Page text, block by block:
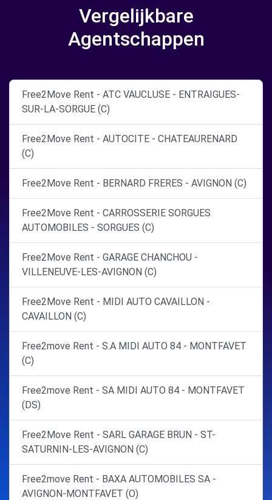
Vergelijkbare
Agentschappen
Free2Move Rent - ATC VAUCLUSE - ENTRAIGUES-
SUR-LA-SORGUE (C)
Free2Move Rent - AUTOCITE - CHATEAURENARD
(C)
Free2Move Rent - BERNARD FRERES - AVIGNON (C)
Free2Move Rent - CARROSSERIE SORGUES
AUTOMOBILES - SORGUES (C)
Free2Move Rent - GARAGE CHANCHOU -
VILLENEUVE-LES-AVIGNON (C)
Free2Move Rent - MIDI AUTO CAVAILLON -
CAVAILLON (C)
Free2move Rent - S.A MIDI AUTO 84 - MONTFAVET
(C)
Free2move Rent - SA MIDI AUTO 84 - MONTFAVET
(DS)
Free2Move Rent - SARL GARAGE BRUN - ST-
SATURNIN-LES-AVIGNON (C)
Free2move Rent - BAXA AUTOMOBILES SA -
AVIGNON-MONTFAVET (O)